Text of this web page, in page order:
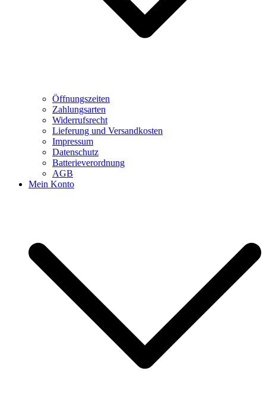
Öffnungszeiten
Zahlungsarten
Widerrufsrecht
Lieferung und Versandkosten
Impressum
Datenschutz
Batterieverordnung
AGB
Mein Konto